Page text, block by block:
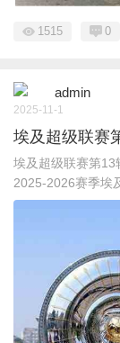
1515 0
admin
2025-11-1
埃及超级联赛
埃及超级联赛第13
2025-2026赛季埃